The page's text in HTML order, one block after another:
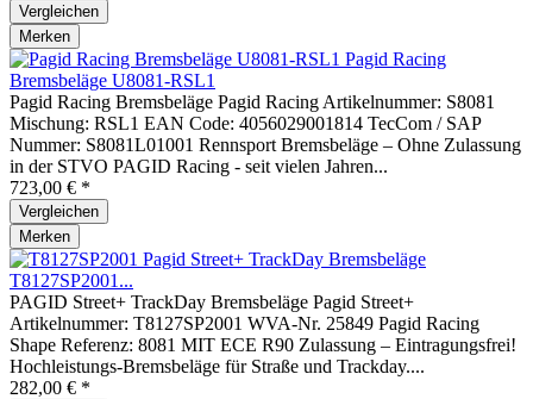
Vergleichen
Merken
Pagid Racing
Bremsbeläge U8081-RSL1
Pagid Racing Bremsbeläge Pagid Racing Artikelnummer: S8081
Mischung: RSL1 EAN Code: 4056029001814 TecCom / SAP
Nummer: S8081L01001 Rennsport Bremsbeläge – Ohne Zulassung
in der STVO PAGID Racing - seit vielen Jahren...
723,00 € *
Vergleichen
Merken
Pagid Street+ TrackDay Bremsbeläge
T8127SP2001...
PAGID Street+ TrackDay Bremsbeläge Pagid Street+
Artikelnummer: T8127SP2001 WVA-Nr. 25849 Pagid Racing
Shape Referenz: 8081 MIT ECE R90 Zulassung – Eintragungsfrei!
Hochleistungs-Bremsbeläge für Straße und Trackday....
282,00 € *